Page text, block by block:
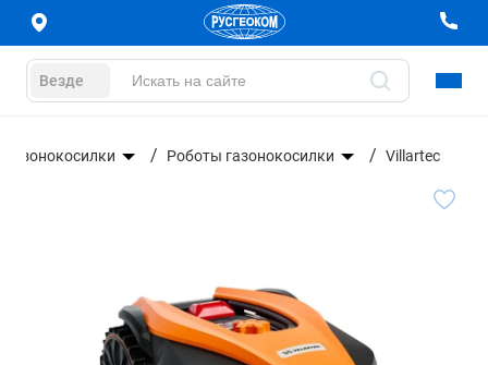
Везде
Газонокосилки Роботы газонокосилки Villartec